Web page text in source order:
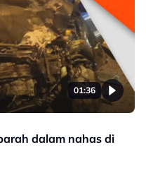
01:36
dalam nahas di